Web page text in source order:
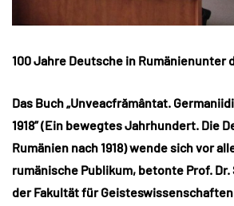
100 Jahre Deutsche in Rumänienunter
Das Buch „Unveacfrământat.
1918” (Ein bewegtes Jahrhundert. Die
Rumänien nach 1918) wende sich vor
rumänische Publikum, betonte Prof. Dr.
der Fakultät für